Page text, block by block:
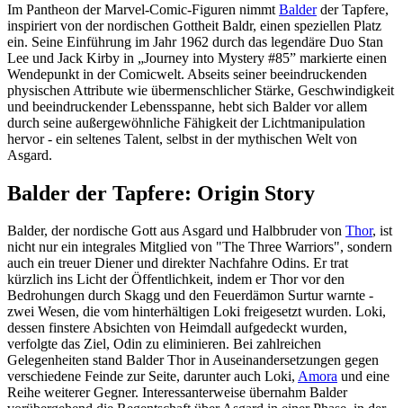
Im Pantheon der Marvel-Comic-Figuren nimmt Balderder Tapfere,
inspiriert von der nordischen Gottheit Baldr, einen speziellen Platz
ein. Seine Einführung im Jahr 1962 durch das legendäre Duo Stan
Lee und Jack Kirby in „Journey into Mystery #85” markierte einen
Wendepunkt in der Comicwelt. Abseits seiner beeindruckenden
physischen Attribute wie übermenschlicher Stärke, Geschwindigkeit
und beeindruckender Lebensspanne, hebt sich Balder vor allem
durch seine außergewöhnliche Fähigkeit der Lichtmanipulation
hervor - ein seltenes Talent, selbst in der mythischen Welt von
Asgard.
Balder der Tapfere: Origin Story
Balder, der nordische Gott aus Asgard und Halbbruder von Thor, ist
nicht nur ein integrales Mitglied von "The Three Warriors", sondern
auch ein treuer Diener und direkter Nachfahre Odins. Er trat
kürzlich ins Licht der Öffentlichkeit, indem er Thor vor den
Bedrohungen durch Skagg und den Feuerdämon Surtur warnte -
zwei Wesen, die vom hinterhältigen Loki freigesetzt wurden. Loki,
dessen finstere Absichten von Heimdall aufgedeckt wurden,
verfolgte das Ziel, Odin zu eliminieren. Bei zahlreichen
Gelegenheiten stand Balder Thor in Auseinandersetzungen gegen
verschiedene Feinde zur Seite, darunter auch Loki, Amora und eine
Reihe weiterer Gegner. Interessanterweise übernahm Balder